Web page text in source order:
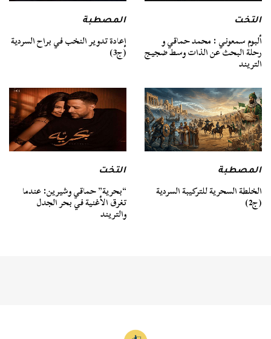
التخت
ألبوم سمعوني : محمد حماقي و
رحلة البحث عن الذات وسط ضجيج
التريند
المصطبة
إعادة تدوير النخب في براح السردية
(ج3)
المصطبة
الخلطة السحرية للتركيبة السردية
(ج2)
التخت
“بحرية” حماقي وشيرين: عندما
تغرق الأغنية في بحر الجدل
والتريند